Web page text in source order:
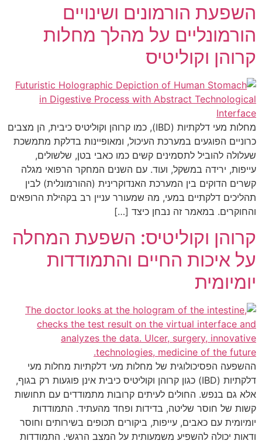
השפעת הורמונים ושינויים
הורמונליים על מהלך מחלות
קרוהן וקוליטיס
מחלות מעי דלקתיות (IBD), כמו קרוהן וקוליטיס כיבית, הן מצבים
כרוניים הפוגעים במערכת העיכול, ומאופיינות בדלקת מתמשכת
שעלולה להוביל לתסמינים קשים כמו כאבי בטן, שלשולים,
עייפות, ירידה במשקל, ועוד. עם השנים המחקר הרפואי מגלה
קשרים הדוקים בין המערכת האנדוקרינית (ההורמונלית) לבין
תהליכים דלקתיים במעי, מה שמעורר עניין רב בקהילת הרופאים
והחוקרים. במאמר זה נבחן כיצד […]
קרוהן וקוליטיס: השפעת המחלה
על איכות החיים והתמודדות
יומיומית
ההשפעה הפסיכולוגית של מחלות מעי דלקתיות מחלות מעי
דלקתיות (IBD) כגון קרוהן וקוליטיס כיבית אינן פוגעות רק בגוף,
אלא גם בנפש. החולים לעיתים קרובות מתמודדים עם תחושות
קשות של חוסר שליטה, בדידות ופחד מהעתיד. התמודדות
יומיומית עם כאבים, עייפות, ביקורים תכופים בשירותים וחוסר
ודאות יכולה להשפיע משמעותית על המצב הרגשי. התמודדות